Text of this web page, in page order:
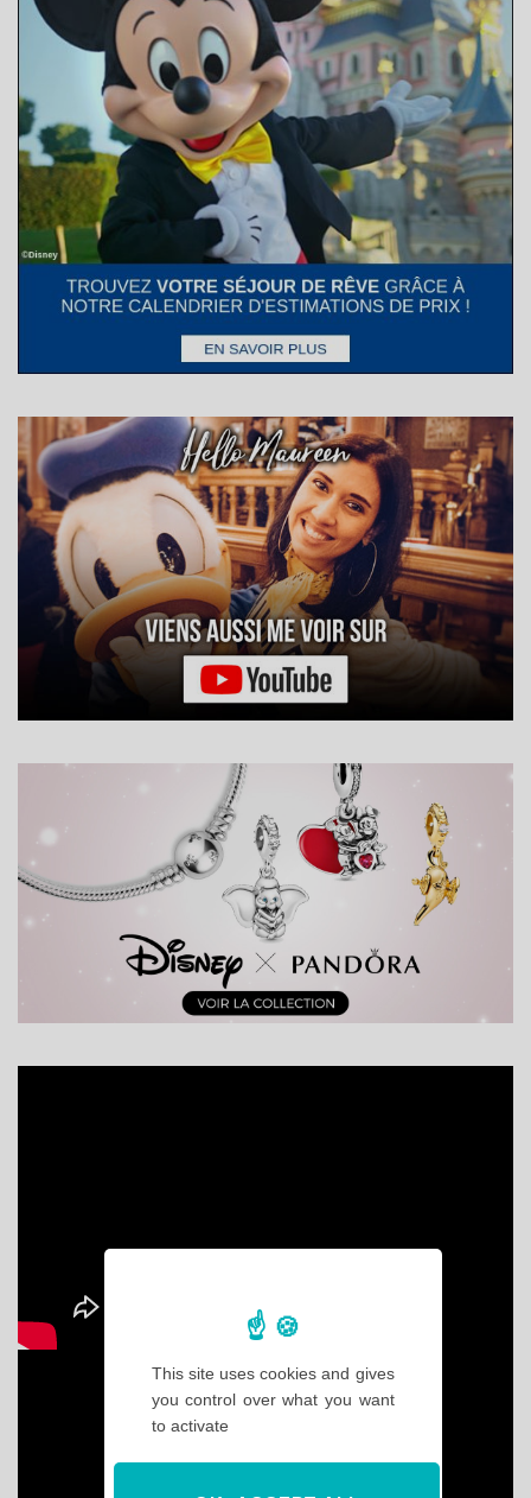
This site uses cookies and gives
you control over what you want
to activate